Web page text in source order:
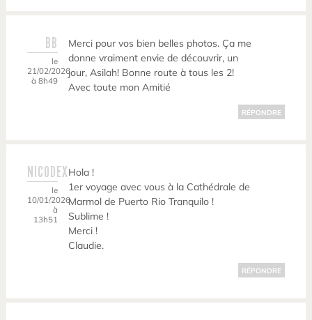
BB
le
21/02/2026
à 8h49
Merci pour vos bien belles photos. Ça me
donne vraiment envie de découvrir, un
jour, Asilah! Bonne route à tous les 2!
Avec toute mon Amitié
RÉPONDRE
NICODEX
le
10/01/2026
à
13h51
Hola !
1er voyage avec vous à la Cathédrale de
Marmol de Puerto Rio Tranquilo !
Sublime !
Merci !
Claudie.
RÉPONDRE